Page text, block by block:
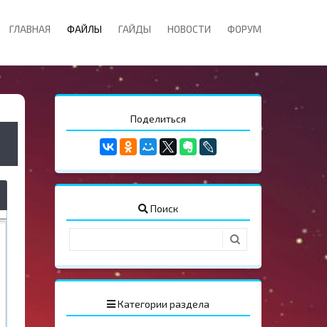
ГЛАВНАЯ ФАЙЛЫ ГАЙДЫ НОВОСТИ ФОРУМ
Поделиться
Поиск
Категории раздела